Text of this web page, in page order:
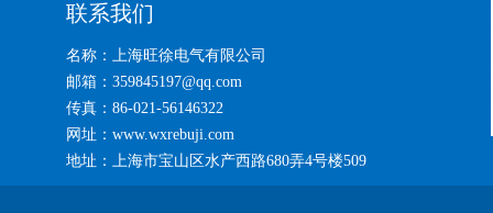
联系我们
名称：上海旺徐电气有限公司
邮箱：359845197@qq.com
传真：86-021-56146322
网址：www.wxrebuji.com
地址：上海市宝山区水产西路680弄4号楼509